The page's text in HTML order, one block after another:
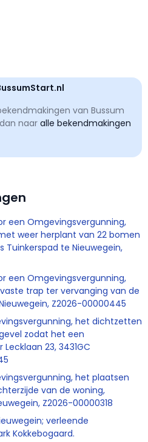
van Bussum
naar alle bekendmakingen
een Omgevingsvergunning,
weer herplant van 22 bomen
Tuinkerspad te Nieuwegein,
een Omgevingsvergunning,
trap ter vervanging van de
Z2026-00000445
het dichtzetten
zodat het een
23, 3431GC
het plaatsen
van de woning,
Z2026-00000318
verleende
Kokkebogaard.